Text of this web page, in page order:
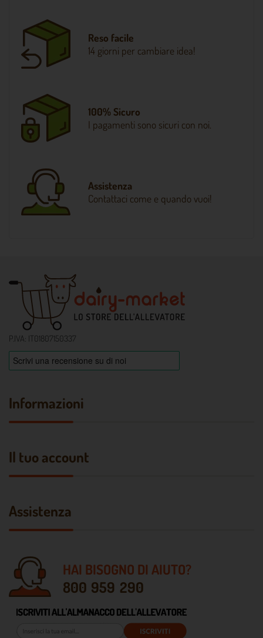
Reso facile
14 giorni per cambiare idea!
100% Sicuro
I pagamenti sono sicuri con noi.
Assistenza
Contattaci come e quando vuoi!
P.IVA: IT01807150337
Informazioni
Il tuo account
Assistenza
HAI BISOGNO DI AIUTO?
800 959 290